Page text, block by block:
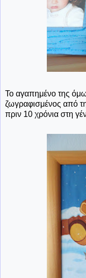
Το αγαπημένο της
ζωγραφισμένος από
πριν 10 χρόνια στη